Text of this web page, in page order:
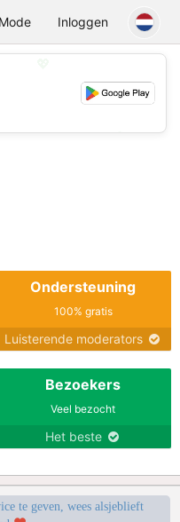
Chat
Mode Inloggen
💕
Ondersteuning
100% gratis
Luisterende moderators
Bezoekers
Veel bezocht
Het beste
te geven, wees alsjeblieft